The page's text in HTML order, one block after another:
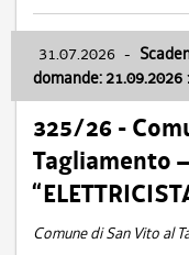
31.07.2026 -
domande: 21.09.2026
325/26 -
Tagliamento
Comune di San Vito al